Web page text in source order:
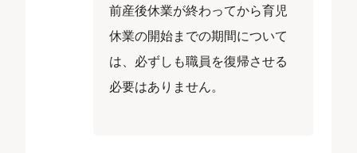
前産後休業が終わってから育児
休業の開始までの期間について
は、必ずしも職員を復帰させる
必要はありません。